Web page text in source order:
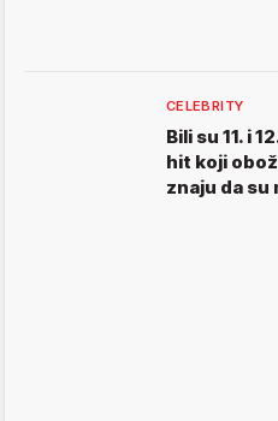
CELEBRITY
Bili su 11. i
hit koji
znaju da su